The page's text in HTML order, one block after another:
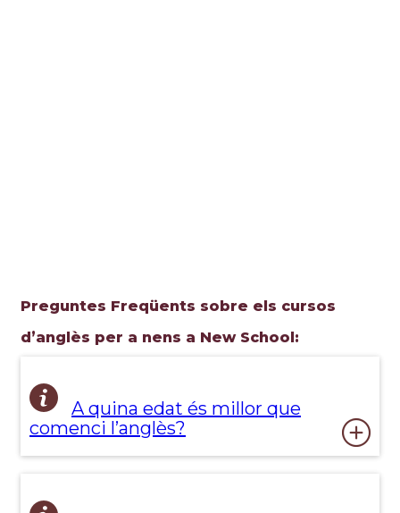
Preguntes Freqüents sobre els cursos
d’anglès per a nens a New School:
A quina edat és millor que
comenci l’anglès?